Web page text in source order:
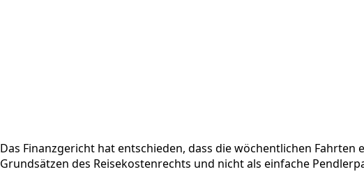
Das Finanzgericht hat entschieden, dass die wöchentlichen
Grundsätzen des Reisekostenrechts und nicht als einfache